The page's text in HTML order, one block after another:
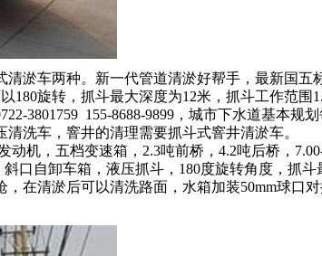
淤车两种。 新一代管道清淤好帮手，最新国五
旋转，抓斗最大深度为12米，抓斗工作范围
3801759 155-8688-9899，城市下水道基本规
洗车，窨井的清理需要抓斗式窨井清淤车。
机，五档变速箱，2.3吨前桥，4.2吨后桥，
口自卸车箱，液压抓斗，180度旋转角度，抓斗
在清淤后可以清洗路面，水箱加装50mm球口